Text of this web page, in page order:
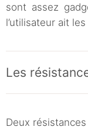
sont assez
l’utilisateur ait
Les
Deux